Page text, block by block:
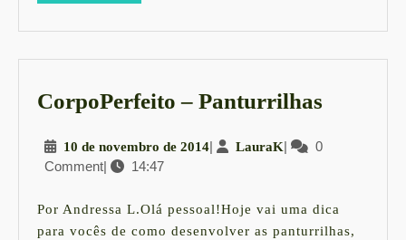
CorpoPerfeito – Panturrilhas
10 de novembro de 201410
de
2014
| LauraKLauraK
|
0
Comment| 14:47
Por Andressa L.Olá pessoal!Hoje vai uma dica
para vocês de como desenvolver as panturrilhas,